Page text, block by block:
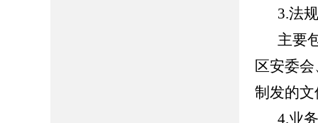
3.法
主要
区安委
制发的
4.业